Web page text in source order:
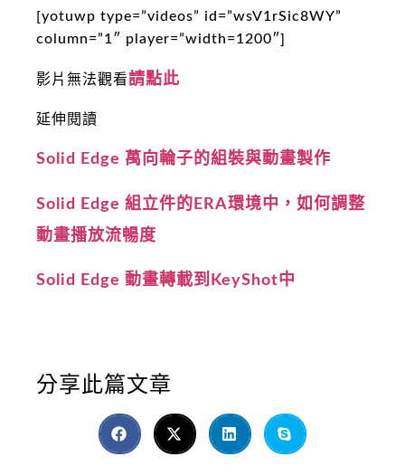
[yotuwp type=”videos” id=”wsV1rSic8WY”
column=”1″ player=”width=1200″]
影片無法觀看請點此
延伸閱讀
Solid Edge 萬向輪子的組裝與動畫製作
Solid Edge 組立件的ERA環境中，如何調整
動畫播放流暢度
Solid Edge 動畫轉載到KeyShot中
分享此篇文章